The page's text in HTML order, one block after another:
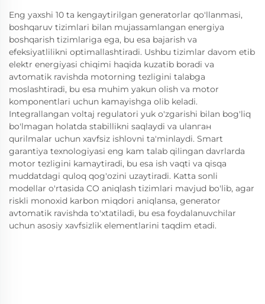
Eng yaxshi 10 ta kengaytirilgan generatorlar qo'llanmasi,
boshqaruv tizimlari bilan mujassamlangan energiya
boshqarish tizimlariga ega, bu esa bajarish va
efeksiyatlilikni optimallashtiradi. Ushbu tizimlar davom etib
elektr energiyasi chiqimi haqida kuzatib boradi va
avtomatik ravishda motorning tezligini talabga
moslashtiradi, bu esa muhim yakun olish va motor
komponentlari uchun kamayishga olib keladi.
Integrallangan voltaj regulatori yuk o'zgarishi bilan bog'liq
bo'lmagan holatda stabillikni saqlaydi va ulanган
qurilmalar uchun xavfsiz ishlovni ta'minlaydi. Smart
garantiya texnologiyasi eng kam talab qilingan davrlarda
motor tezligini kamaytiradi, bu esa ish vaqti va qisqa
muddatdagi quloq qog'ozini uzaytiradi. Katta sonli
modellar o'rtasida CO aniqlash tizimlari mavjud bo'lib, agar
riskli monoxid karbon miqdori aniqlansa, generator
avtomatik ravishda to'xtatiladi, bu esa foydalanuvchilar
uchun asosiy xavfsizlik elementlarini taqdim etadi.